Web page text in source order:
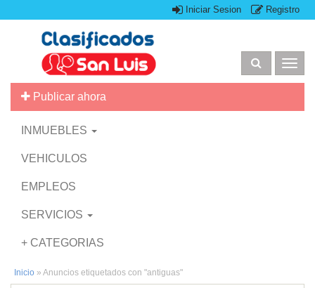
Iniciar Sesion Registro
Publicar ahora
INMUEBLES
VEHICULOS
EMPLEOS
SERVICIOS
+ CATEGORIAS
Inicio » Anuncios etiquetados con "antiguas"